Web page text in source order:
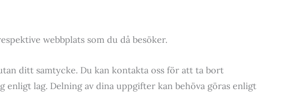
webbplats som du då besöker.
ditt samtycke. Du kan kontakta oss för att ta bort
lag. Delning av dina uppgifter kan behöva göras enligt